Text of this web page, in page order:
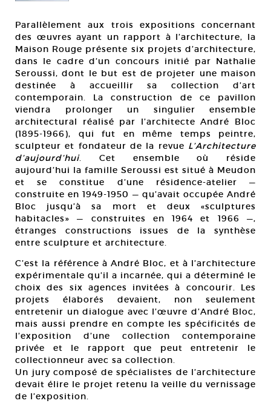
Parallèlement aux trois expositions concernant
des œuvres ayant un rapport à l’architecture, la
Maison Rouge présente six projets d’architecture,
dans le cadre d’un concours initié par Nathalie
Seroussi, dont le but est de projeter une maison
destinée à accueillir sa collection d’art
contemporain. La construction de ce pavillon
viendra prolonger un singulier ensemble
architectural réalisé par l’architecte André Bloc
(1895-1966), qui fut en même temps peintre,
sculpteur et fondateur de la revue L’Architecture
d’aujourd’hui. Cet ensemble où réside
aujourd’hui la famille Seroussi est situé à Meudon
et se constitue d’une résidence-atelier —
construite en 1949-1950 — qu’avait occupée André
Bloc jusqu’à sa mort et deux «sculptures
habitacles» — construites en 1964 et 1966 —,
étranges constructions issues de la synthèse
entre sculpture et architecture.
C’est la référence à André Bloc, et à l’architecture
expérimentale qu’il a incarnée, qui a déterminé le
choix des six agences invitées à concourir. Les
projets élaborés devaient, non seulement
entretenir un dialogue avec l’œuvre d’André Bloc,
mais aussi prendre en compte les spécificités de
l’exposition d’une collection contemporaine
privée et le rapport que peut entretenir le
collectionneur avec sa collection.
Un jury composé de spécialistes de l’architecture
devait élire le projet retenu la veille du vernissage
de l’exposition.